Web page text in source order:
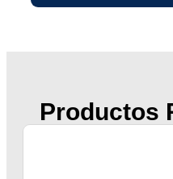
Productos